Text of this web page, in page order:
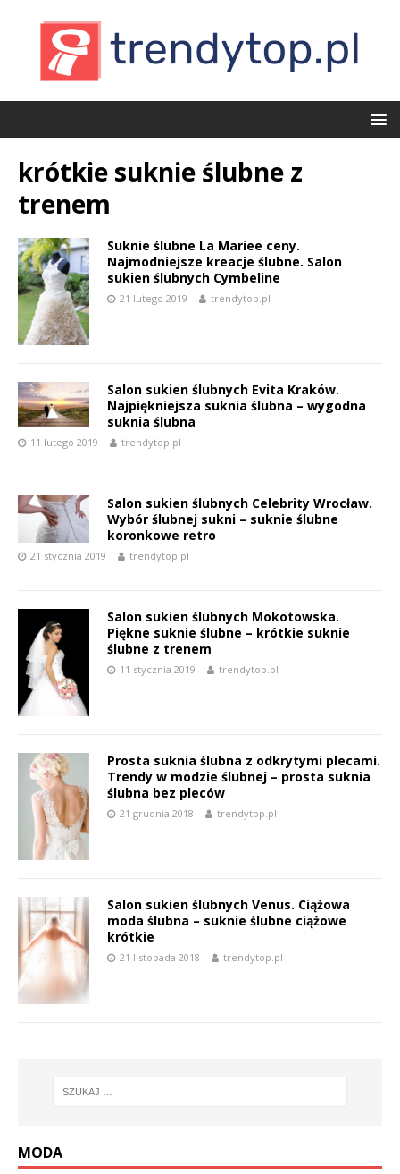
krótkie suknie ślubne z
trenem
Suknie ślubne La Mariee ceny.
Najmodniejsze kreacje ślubne. Salon
sukien ślubnych Cymbeline
21 lutego 2019 trendytop.pl
Salon sukien ślubnych Evita Kraków.
Najpiękniejsza suknia ślubna – wygodna
suknia ślubna
11 lutego 2019 trendytop.pl
Salon sukien ślubnych Celebrity Wrocław.
Wybór ślubnej sukni – suknie ślubne
koronkowe retro
21 stycznia 2019 trendytop.pl
Salon sukien ślubnych Mokotowska.
Piękne suknie ślubne – krótkie suknie
ślubne z trenem
11 stycznia 2019 trendytop.pl
Prosta suknia ślubna z odkrytymi plecami.
Trendy w modzie ślubnej – prosta suknia
ślubna bez pleców
21 grudnia 2018 trendytop.pl
Salon sukien ślubnych Venus. Ciążowa
moda ślubna – suknie ślubne ciążowe
krótkie
21 listopada 2018 trendytop.pl
MODA